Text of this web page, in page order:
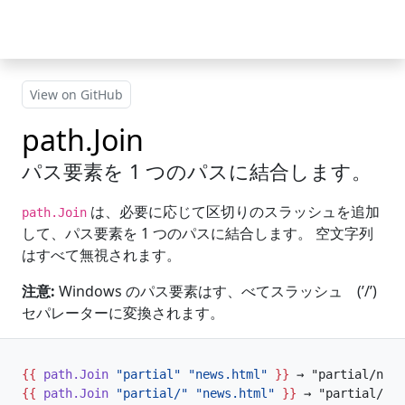
View on GitHub
path.Join
パス要素を 1 つのパスに結合します。
path.Join は、必要に応じて区切りのスラッシュを追加
して、パス要素を 1 つのパスに結合します。 空文字列
はすべて無視されます。
注意: Windows のパス要素はす、べてスラッシュ (’/’)
セパレーターに変換されます。
{{ path.Join "partial" "news.html"
}}
{{
path.Join "partial/" "news.html"
}}